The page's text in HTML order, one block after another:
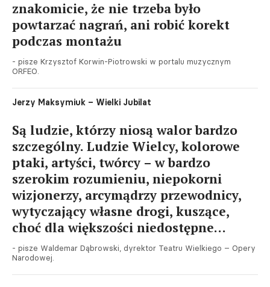
znakomicie, że nie trzeba było
powtarzać nagrań, ani robić korekt
podczas montażu
- pisze Krzysztof Korwin-Piotrowski w portalu muzycznym
ORFEO.
Jerzy Maksymiuk – Wielki Jubilat
Są ludzie, którzy niosą walor bardzo
szczególny. Ludzie Wielcy, kolorowe
ptaki, artyści, twórcy – w bardzo
szerokim rozumieniu, niepokorni
wizjonerzy, arcymądrzy przewodnicy,
wytyczający własne drogi, kuszące,
choć dla większości niedostępne…
- pisze Waldemar Dąbrowski, dyrektor Teatru Wielkiego – Opery
Narodowej.